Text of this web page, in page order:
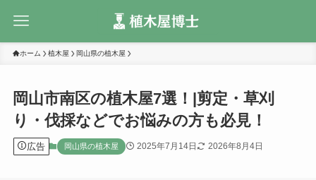
ホーム 植木屋 岡山県の植木屋
岡山市南区の植木屋7選！|剪定・草刈
り・伐採などでお悩みの方も必見！
広告 岡山県の植木屋 2025年7月14日 2026年8月4日